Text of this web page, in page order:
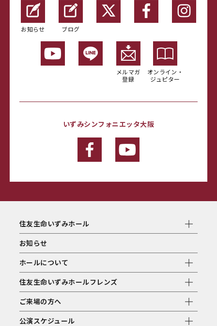
お知らせ ブログ
メルマガ
登録
オンライン・
ジュピター
いずみシンフォニエッタ大阪
住友生命いずみホール
お知らせ
ホールについて
住友生命いずみホールフレンズ
ご来場の方へ
公演スケジュール